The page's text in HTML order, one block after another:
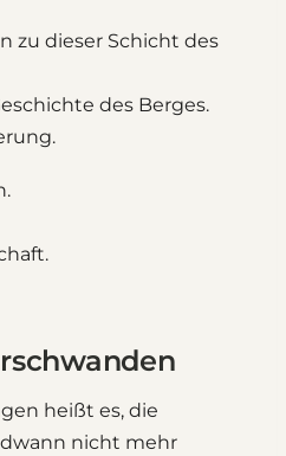
zu dieser Schicht des
des Berges.
heißt es, die
nicht mehr